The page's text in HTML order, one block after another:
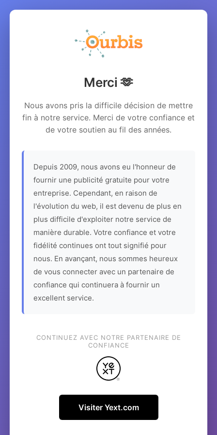
Merci 🫶
Nous avons pris la difficile décision de mettre
fin à notre service. Merci de votre confiance et
de votre soutien au fil des années.
Depuis 2009, nous avons eu l'honneur de
fournir une publicité gratuite pour votre
entreprise. Cependant, en raison de
l'évolution du web, il est devenu de plus en
plus difficile d'exploiter notre service de
manière durable. Votre confiance et votre
fidélité continues ont tout signifié pour
nous. En avançant, nous sommes heureux
de vous connecter avec un partenaire de
confiance qui continuera à fournir un
excellent service.
CONTINUEZ AVEC NOTRE PARTENAIRE DE
CONFIANCE
Visiter Yext.com